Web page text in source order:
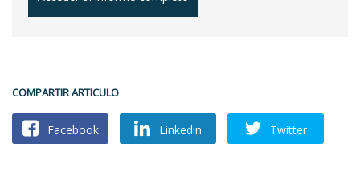
COMPARTIR ARTICULO
Facebook Linkedin Twitter